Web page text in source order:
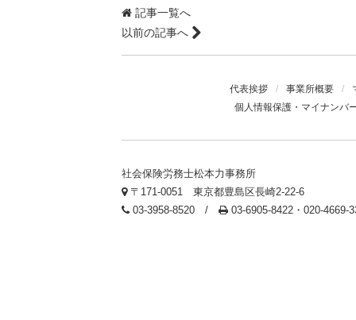
記事一覧へ
以前の記事へ
代表挨拶 / 事業所概要 /
個人情報保護・マイナンバ
社会保険労務士松本力事務所
〒171-0051 東京都豊島区長崎2-22-6
03-3958-8520 /
03-6905-8422・020-4669-